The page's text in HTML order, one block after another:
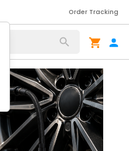
Order Tracking